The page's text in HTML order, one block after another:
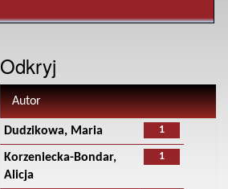
Odkryj
Autor
1
Dudzikowa, Maria
1
Korzeniecka-Bondar,
Alicja